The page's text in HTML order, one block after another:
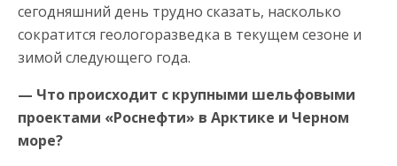
сегодняшний день трудно сказать, насколько
сократится геологоразведка в текущем сезоне и
зимой следующего года.
— Что происходит с крупными шельфовыми
проектами «Роснефти» в Арктике и Черном
море?